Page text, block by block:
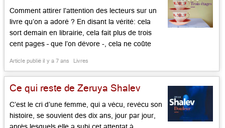
Comment attirer l’attention des lecteurs sur un
livre qu’on a adoré ? En disant la vérité: cela
sort demain en librairie, cela fait plus de trois
cent pages – que l’on dévore -, cela ne coûte
muscadet, cela raconte de drôlatique façon la
vie […]...
Article publié il y a 7 ans Livres
Ce qui reste de Zeruya Shalev
C’est le cri d’une femme, qui a vécu, revécu son
histoire, se souvient des dix ans, jour par jour,